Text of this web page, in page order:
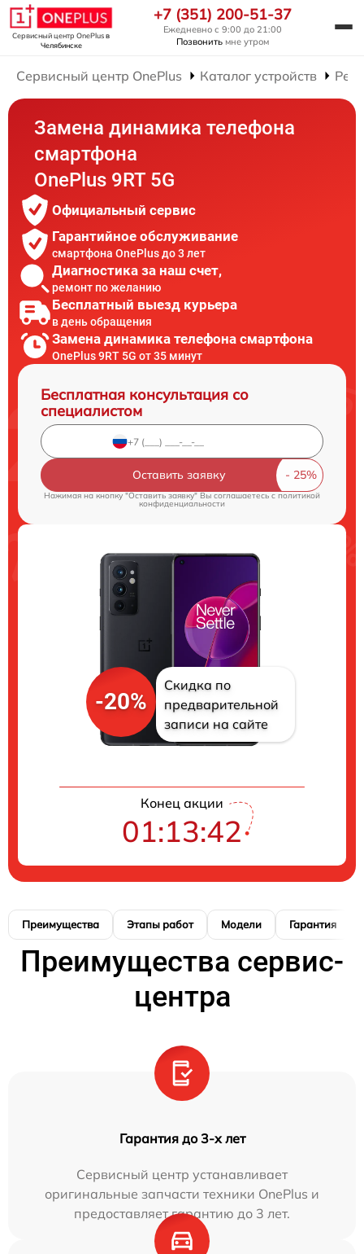
Сервисный центр OnePlusв
Челябинске
+7 (351) 200-51-37
Ежедневно с 9:00 до 21:00
Позвонить мне утром
Сервисный центр OnePlus Каталог устройств
Замена динамика телефона
смартфона
OnePlus 9RT 5G
Официальный сервис
Гарантийное обслуживание
смартфона OnePlus до 3 лет
Диагностика за наш счет,
ремонт по желанию
Бесплатный выезд курьера
в день обращения
Замена динамика телефона смартфона
OnePlus 9RT 5G от 35 минут
Бесплатная консультация со
специалистом
Оставить заявку
Нажимая на кнопку "Оставить заявку" Вы соглашаетесь c политикой
конфиденциальности
-20%
Скидка по
предварительной
записи на сайте
Конец акции
01:13:41
Преимущества Этапы работ Модели Гарантия
Преимущества сервис-
центра
Гарантия до 3-х лет
Сервисный центр устанавливает
оригинальные запчасти техники OnePlus и
предоставляет гарантию до 3 лет.